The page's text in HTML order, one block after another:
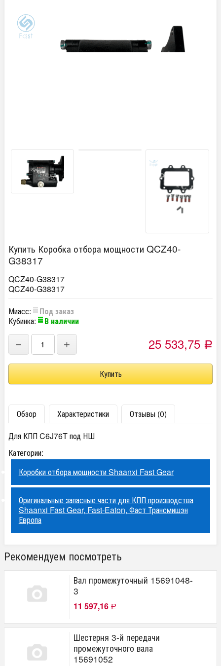
Купить Коробка отбора мощности QCZ40-
G38317
QCZ40-G38317
QCZ40-G38317
Миасс:
Под заказ
Кубинка:
В наличии
− + 25 533,75 Р
Обзор Характеристики
Отзывы (0)
Для КПП C6J76T под НШ
Категории:
Коробки отбора мощности Shaanxi Fast Gear
Оригинальные запасные части для КПП производства
Shaanxi Fast Gear, Fast-Eaton, Фаст Трансмишэн
Европа
Рекомендуем посмотреть
Вал промежуточный 15691048-
3
11 597,16 Р
Шестерня 3-й передачи
промежуточного вала
15691052